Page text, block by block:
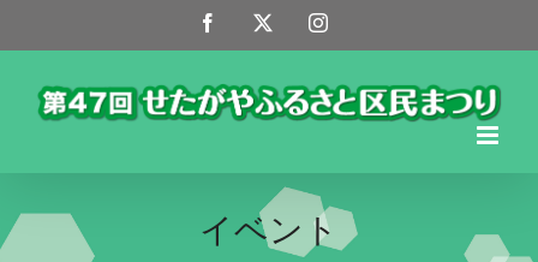
to
content
Facebook Instagram
イベント